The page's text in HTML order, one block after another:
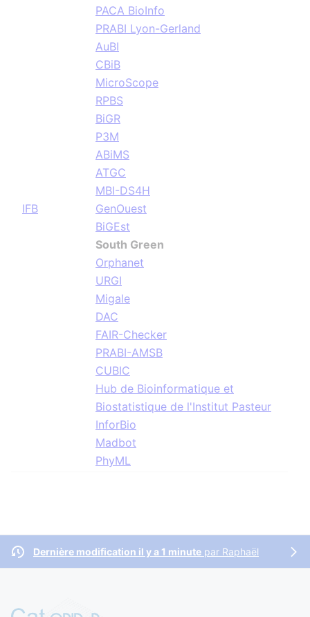
IFB
PACA BioInfo
PRABI Lyon-Gerland
AuBI
CBiB
MicroScope
RPBS
BiGR
P3M
ABiMS
ATGC
MBI-DS4H
GenOuest
BiGEst
South Green
Orphanet
URGI
Migale
DAC
FAIR-Checker
PRABI-AMSB
CUBIC
Hub de Bioinformatique et
Biostatistique de l'Institut Pasteur
InforBio
Madbot
PhyML
Dernière modification il y a 1 minute par Raphaël